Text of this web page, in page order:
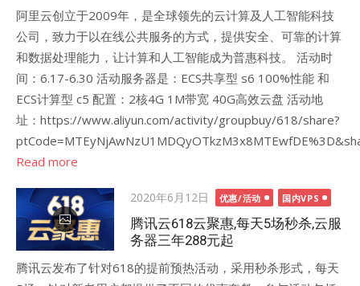
阿里云创立于2009年，是全球领先的云计算及人工智能科技
公司，致力于以在线公共服务的方式，提供安全、可靠的计算
和数据处理能力，让计算和人工智能成为普惠科技。 活动时
间：6.17-6.30 活动服务器是：ECS共享型 s6 100%性能 和
ECS计算型 c5 配置：2核4G 1M带宽 40G高效云盘 活动地
址：https://www.aliyun.com/activity/groupbuy/618/share?
Read more
Posted
on
2020年6月12日 优惠/活动 国内VPS
腾讯云618云聚惠,每天5场秒杀,云服
务器三年288元起
腾讯云发布了针对618的提前预热活动，采用秒杀形式，每天